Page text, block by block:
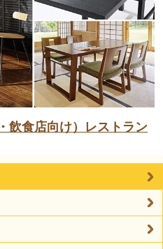
飲食店向け）レストラン